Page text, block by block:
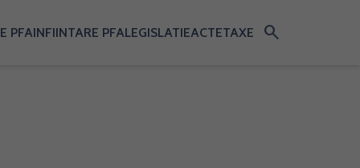
PFAINFIINTARE PFALEGISLATIEACTETAXE search